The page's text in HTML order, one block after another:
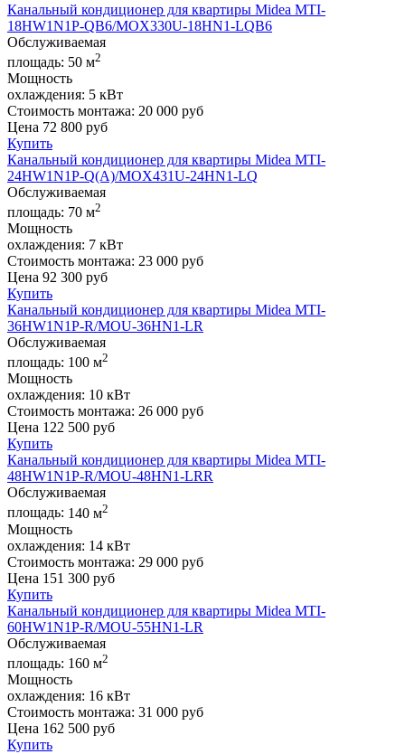
Канальный кондиционер для квартиры Midea MTI-
18HW1N1P-QB6/MOX330U-18HN1-LQB6
Обслуживаемая
площадь: 50 м2
Мощность
охлаждения: 5 кВт
Стоимость монтажа: 20 000 руб
Цена 72 800 руб
Купить
Канальный кондиционер для квартиры Midea MTI-
24HW1N1P-Q(A)/MOX431U-24HN1-LQ
Обслуживаемая
площадь: 70 м2
Мощность
охлаждения: 7 кВт
Стоимость монтажа: 23 000 руб
Цена 92 300 руб
Купить
Канальный кондиционер для квартиры Midea MTI-
36HW1N1P-R/MOU-36HN1-LR
Обслуживаемая
площадь: 100 м2
Мощность
охлаждения: 10 кВт
Стоимость монтажа: 26 000 руб
Цена 122 500 руб
Купить
Канальный кондиционер для квартиры Midea MTI-
48HW1N1P-R/MOU-48HN1-LRR
Обслуживаемая
площадь: 140 м2
Мощность
охлаждения: 14 кВт
Стоимость монтажа: 29 000 руб
Цена 151 300 руб
Купить
Канальный кондиционер для квартиры Midea MTI-
60HW1N1P-R/MOU-55HN1-LR
Обслуживаемая
площадь: 160 м2
Мощность
охлаждения: 16 кВт
Стоимость монтажа: 31 000 руб
Цена 162 500 руб
Купить